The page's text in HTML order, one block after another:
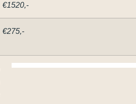
€1520,-
€275,-